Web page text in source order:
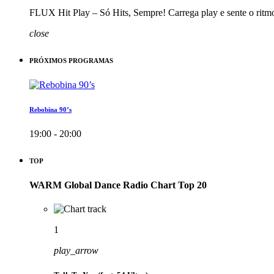
FLUX Hit Play – Só Hits, Sempre! Carrega play e sente o
close
PRÓXIMOS PROGRAMAS
Rebobina 90’s
19:00 - 20:00
TOP
WARM Global Dance Radio Chart Top 20
1
play_arrow